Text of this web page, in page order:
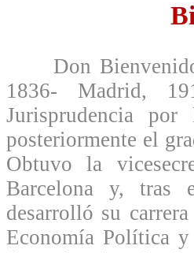
Don Bienvenido
1836- Madrid,
Jurisprudencia
posteriormente el
Obtuvo la
Barcelona y, tras
desarrolló su
Economía Política